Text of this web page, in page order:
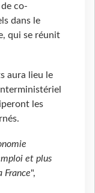
co-
dans le
qui se réunit
aura lieu le
les
et plus
France",